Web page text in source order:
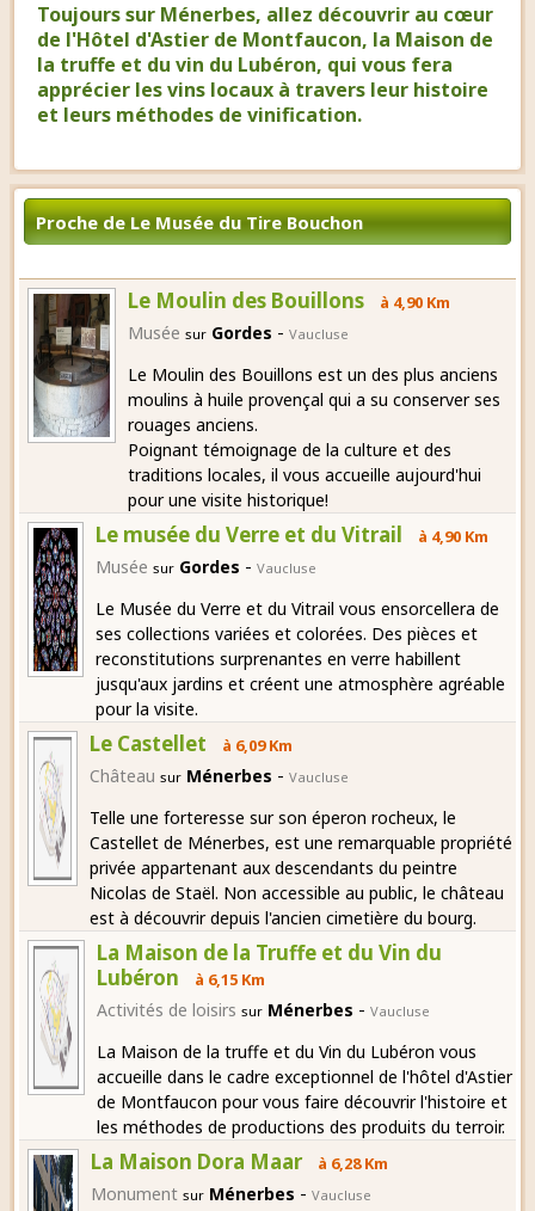
Toujours sur Ménerbes, allez découvrir au cœur
de l'Hôtel d'Astier de Montfaucon, la Maison de
la truffe et du vin du Lubéron, qui vous fera
apprécier les vins locaux à travers leur histoire
et leurs méthodes de vinification.
Proche de Le Musée du Tire Bouchon
Le Moulin des Bouillons à 4,90 Km
Musée sur Gordes - Vaucluse
Le Moulin des Bouillons est un des plus anciens
moulins à huile provençal qui a su conserver ses
rouages anciens.
Poignant témoignage de la culture et des
traditions locales, il vous accueille aujourd'hui
pour une visite historique!
Le musée du Verre et du Vitrail à 4,90 Km
Musée sur Gordes - Vaucluse
Le Musée du Verre et du Vitrail vous ensorcellera de
ses collections variées et colorées. Des pièces et
reconstitutions surprenantes en verre habillent
jusqu'aux jardins et créent une atmosphère agréable
pour la visite.
Le Castellet à 6,09 Km
Château sur Ménerbes - Vaucluse
Telle une forteresse sur son éperon rocheux, le
Castellet de Ménerbes, est une remarquable propriété
privée appartenant aux descendants du peintre
Nicolas de Staël. Non accessible au public, le château
est à découvrir depuis l'ancien cimetière du bourg.
La Maison de la Truffe et du Vin du
Lubéron
à 6,15 Km
Activités de loisirs sur Ménerbes - Vaucluse
La Maison de la truffe et du Vin du Lubéron vous
accueille dans le cadre exceptionnel de l'hôtel d'Astier
de Montfaucon pour vous faire découvrir l'histoire et
les méthodes de productions des produits du terroir.
La Maison Dora Maar à 6,28 Km
Monument sur Ménerbes - Vaucluse